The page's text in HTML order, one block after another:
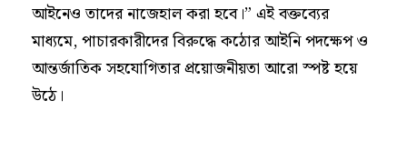
আইনেও তাদের নাজেহাল করা হবে।” এই বক্তব্যের
মাধ্যমে, পাচারকারীদের বিরুদ্ধে কঠোর আইনি পদক্ষেপ ও
আন্তর্জাতিক সহযোগিতার প্রয়োজনীয়তা আরো স্পষ্ট হয়ে
উঠে।